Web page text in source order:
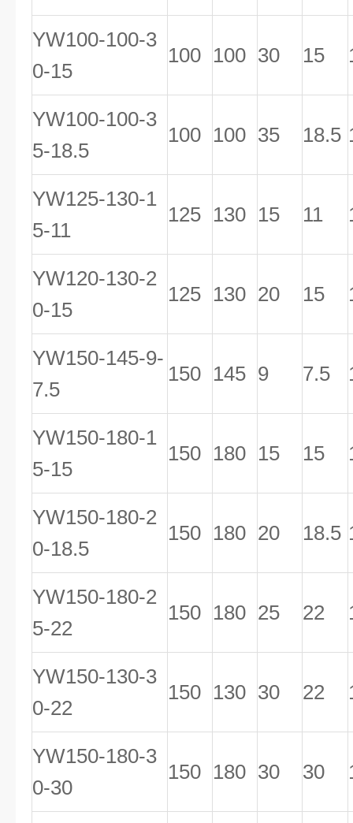
YW100-100-3
0-15
100 100 30 15
YW100-100-3
5-18.5
100 100 35 18.5
YW125-130-1
5-11
125 130 15 11
YW120-130-2
0-15
125 130 20 15
YW150-145-9-
7.5
150 145 9 7.5
YW150-180-1
5-15
150 180 15 15
YW150-180-2
0-18.5
150 180 20 18.5
YW150-180-2
5-22
150 180 25 22
YW150-130-3
0-22
150 130 30 22
YW150-180-3
0-30
150 180 30 30